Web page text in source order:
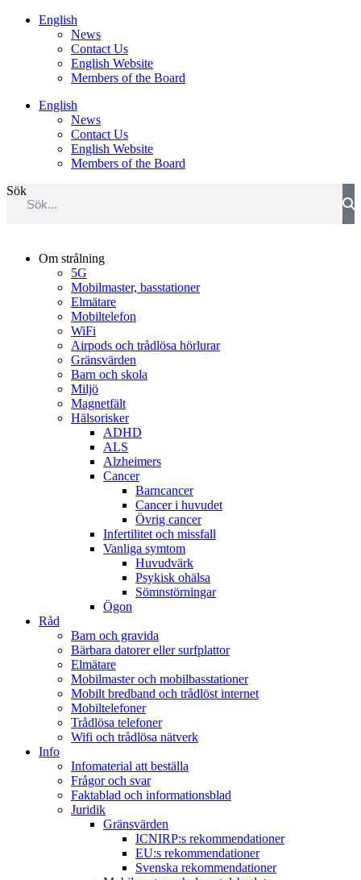
HoppaEnglish
News
Contact Us
English Website
Members of the Board
English
News
Contact Us
English Website
Members of the Board
Sök
Om strålning
5G
Mobilmaster, basstationer
Elmätare
Mobiltelefon
WiFi
Airpods och trådlösa hörlurar
Gränsvärden
Barn och skola
Miljö
Magnetfält
Hälsorisker
ADHD
ALS
Alzheimers
Cancer
Barncancer
Cancer i huvudet
Övrig cancer
Infertilitet och missfall
Vanliga symtom
Huvudvärk
Psykisk ohälsa
Sömnstörningar
Ögon
Råd
Barn och gravida
Bärbara datorer eller surfplattor
Elmätare
Mobilmaster och mobilbasstationer
Mobilt bredband och trådlöst internet
Mobiltelefoner
Trådlösa telefoner
Wifi och trådlösa nätverk
Info
Infomaterial att beställa
Frågor och svar
Faktablad och informationsblad
Juridik
Gränsvärden
ICNIRP:s rekommendationer
EU:s rekommendationer
Svenska rekommendationer